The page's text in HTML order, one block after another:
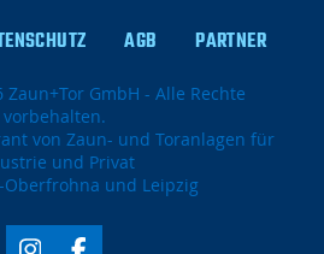
AGB PARTNER
GmbH - Alle Rechte
vorbehalten.
von Zaun- und Toranlagen für
und Privat
Oberfrohna und Leipzig